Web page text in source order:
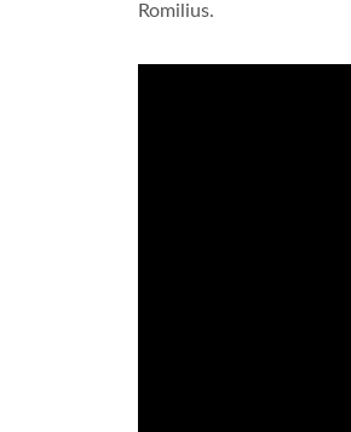
Romilius.